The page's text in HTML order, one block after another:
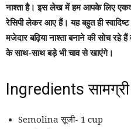
नाश्ता है। इस लेख में हम आपके लिए
रेसिपी लेकर आए हैं। यह बहुत ही
मजेदार बढ़िया नाश्ता बनाने की सोच
के साथ-साथ बड़े भी चाव से खाएंगे।
Ingredients
Semolina सूजी- 1 cup